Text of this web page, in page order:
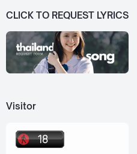
CLICK TO REQUEST LYRICS
Visitor